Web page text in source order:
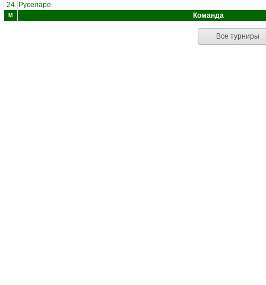
24. Руселаре
М Команда
Все турниры